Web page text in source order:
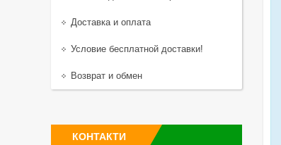
Доставка и оплата
Условие бесплатной доставки!
Возврат и обмен
КОНТАКТИ